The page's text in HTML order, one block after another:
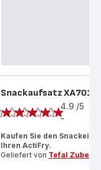
Snackaufsatz
Bewertung
4.9 /5
-
Kaufen Sie den
Ihren ActiFry.
Geliefert von Tefal